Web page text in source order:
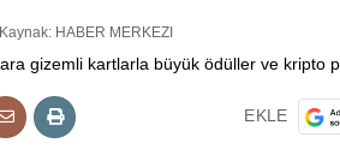
Kaynak: HABER MERKEZI
EKLE